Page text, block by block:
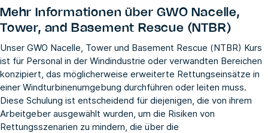
Mehr Informationen überGWO Nacelle,
Tower, and Basement Rescue (NTBR)
Unser GWO Nacelle, Tower und Basement Rescue (NTBR) Kurs
ist für Personal in der Windindustrie oder verwandten Bereichen
konzipiert, das möglicherweise erweiterte Rettungseinsätze in
einer Windturbinenumgebung durchführen oder leiten muss.
Diese Schulung ist entscheidend für diejenigen, die von ihrem
Arbeitgeber ausgewählt wurden, um die Risiken von
Rettungsszenarien zu mindern, die über die